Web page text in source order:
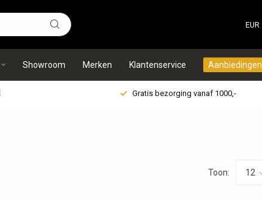
EUR
Showroom Merken Klantenservice Aanbiedingen
Gratis bezorging vanaf 1000,-
Toon: